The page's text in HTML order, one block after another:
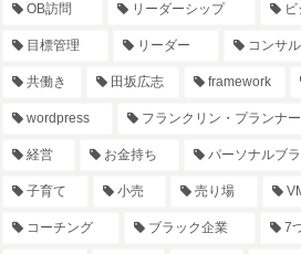
OB訪問 リーダーシップ
目標管理 リーダー コンサ
共働き 田坂広志 framework
wordpress フランクリン・プランナー
経営 お金持ち パーソナルブ
子育て 小売 売り場
コーチング ブラック企業 7